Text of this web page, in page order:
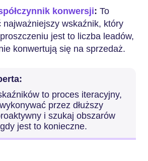
konwersji: To
najważniejszy wskaźnik, który
jest to liczba leadów,
konwertują się na sprzedaż.
to proces iteracyjny,
przez dłuższy
i szukaj obszarów
jest to konieczne.